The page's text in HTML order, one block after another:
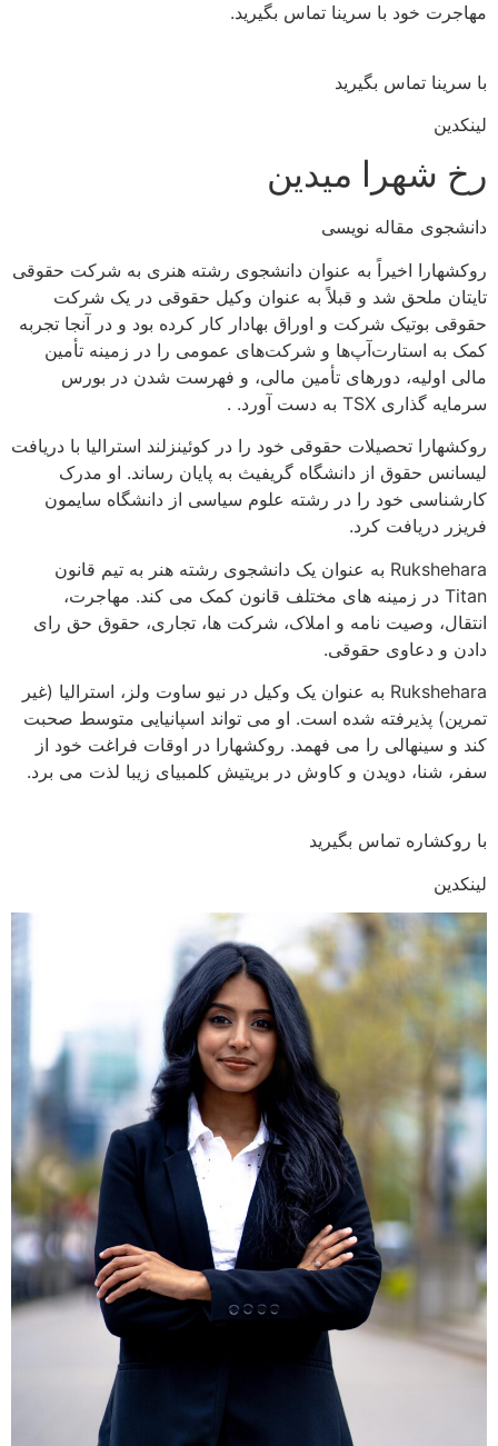
مهاجرت خود با سرینا تماس بگیرید.
با سرینا تماس بگیرید
لینکدین
رخ شهرا میدین
دانشجوی مقاله نویسی
روکشهارا اخیراً به عنوان دانشجوی رشته هنری به شرکت حقوقی
تایتان ملحق شد و قبلاً به عنوان وکیل حقوقی در یک شرکت
حقوقی بوتیک شرکت و اوراق بهادار کار کرده بود و در آنجا تجربه
کمک به استارت‌آپ‌ها و شرکت‌های عمومی را در زمینه تأمین
مالی اولیه، دورهای تأمین مالی، و فهرست شدن در بورس
سرمایه گذاری TSX به دست آورد. .
روکشهارا تحصیلات حقوقی خود را در کوئینزلند استرالیا با دریافت
لیسانس حقوق از دانشگاه گریفیث به پایان رساند. او مدرک
کارشناسی خود را در رشته علوم سیاسی از دانشگاه سایمون
فریزر دریافت کرد.
Rukshehara به عنوان یک دانشجوی رشته هنر به تیم قانون
Titan در زمینه های مختلف قانون کمک می کند. مهاجرت،
انتقال، وصیت نامه و املاک، شرکت ها، تجاری، حقوق حق رای
دادن و دعاوی حقوقی.
Rukshehara به عنوان یک وکیل در نیو ساوت ولز، استرالیا (غیر
تمرین) پذیرفته شده است. او می تواند اسپانیایی متوسط ​​صحبت
کند و سینهالی را می فهمد. روکشهارا در اوقات فراغت خود از
سفر، شنا، دویدن و کاوش در بریتیش کلمبیای زیبا لذت می برد.
با روکشاره تماس بگیرید
لینکدین